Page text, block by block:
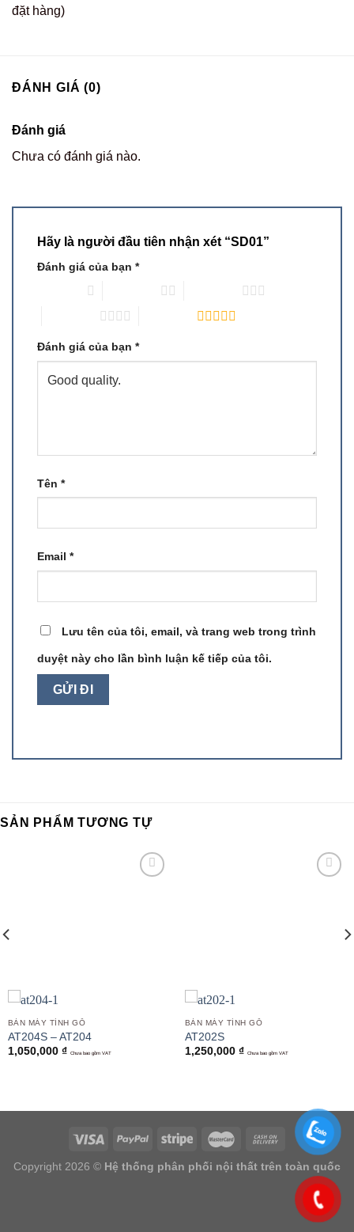
đặt hàng)
ĐÁNH GIÁ (0)
Đánh giá
Chưa có đánh giá nào.
Hãy là người đầu tiên nhận xét “SD01”
Đánh giá của bạn *
Đánh giá của bạn *
Tên *
Email *
Lưu tên của tôi, email, và trang web trong trình
duyệt này cho lần bình luận kế tiếp của tôi.
SẢN PHẨM TƯƠNG TỰ
BÀN MÁY TÍNH GỖ
AT204S – AT204
1,050,000 ₫ Chưa bao gồm VAT
BÀN MÁY TÍNH GỖ
AT202S
1,250,000 ₫ Chưa bao gồm VAT
Copyright 2026 © Hệ thống phân phối nội thất trên toàn quốc